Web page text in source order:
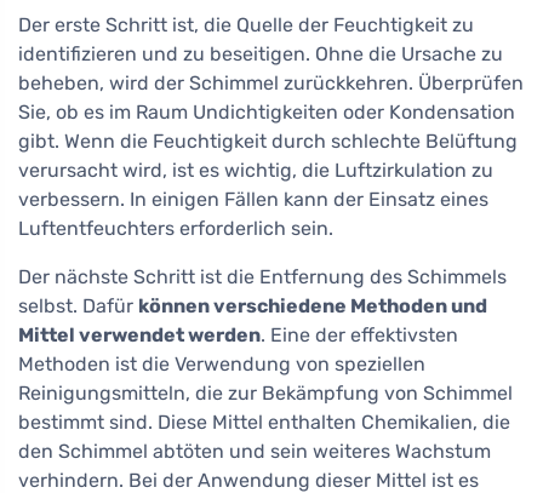
Der erste Schritt ist, die Quelle der Feuchtigkeit zu
identifizieren und zu beseitigen. Ohne die Ursache zu
beheben, wird der Schimmel zurückkehren. Überprüfen
Sie, ob es im Raum Undichtigkeiten oder Kondensation
gibt. Wenn die Feuchtigkeit durch schlechte Belüftung
verursacht wird, ist es wichtig, die Luftzirkulation zu
verbessern. In einigen Fällen kann der Einsatz eines
Luftentfeuchters erforderlich sein.
Der nächste Schritt ist die Entfernung des Schimmels
selbst. Dafür können verschiedene Methoden und
Mittel verwendet werden. Eine der effektivsten
Methoden ist die Verwendung von speziellen
Reinigungsmitteln, die zur Bekämpfung von Schimmel
bestimmt sind. Diese Mittel enthalten Chemikalien, die
den Schimmel abtöten und sein weiteres Wachstum
verhindern. Bei der Anwendung dieser Mittel ist es